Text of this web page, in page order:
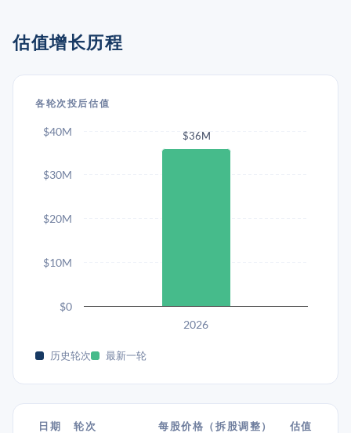
估值增长历程
各轮次投后估值
$36M
2026
$0
$10M
$20M
$30M
$40M
历史轮次 最新一轮
日期 轮次 每股价格（拆股调整） 估值